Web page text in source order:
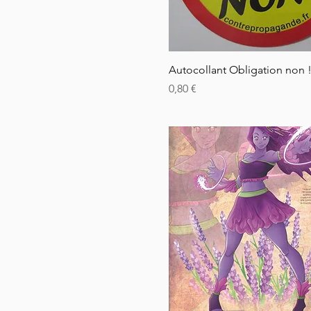
Rychlý náhled
Autocollant Obligation non !
Cena
0,80 €